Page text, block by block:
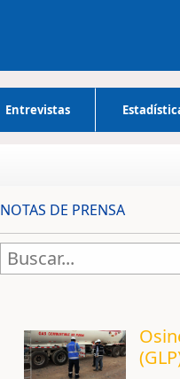
Entrevistas
NOTAS DE PRENSA